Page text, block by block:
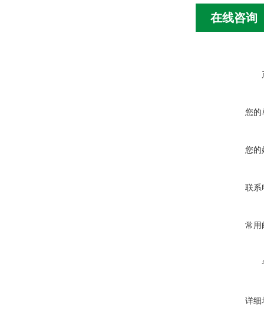
在线咨询
您的
您的
联系
常用
详细